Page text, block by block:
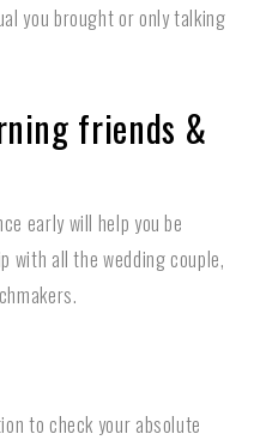
you brought or only talking
friends &
early will help you be
with all the wedding couple,
to check your absolute